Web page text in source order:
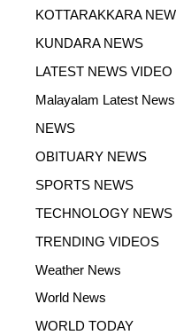
KOTTARAKKARA
KUNDARA NEWS
LATEST NEWS VIDEO
Malayalam Latest News
NEWS
OBITUARY NEWS
SPORTS NEWS
TECHNOLOGY NEWS
TRENDING VIDEOS
Weather News
World News
WORLD TODAY